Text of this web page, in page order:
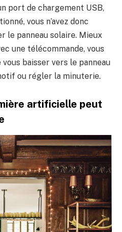
port de chargement USB,
vous n’avez donc
le panneau solaire. Mieux
une télécommande, vous
vous baisser vers le panneau
ou régler la minuterie.
artificielle peut